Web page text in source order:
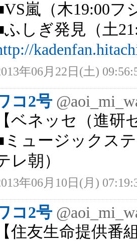
嵐（木19:00フ
ふしぎ発見（土
年06月22日(土)
コ2号
【ベネッセ（進研
ミュージックス
レ朝）
年06月10日(月)
コ2号
【住友生命提供番